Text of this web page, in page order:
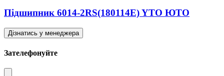
Підшипник 6014-2RS(180114E) YTO ЮТО
Дізнатись у менеджера
Зателефонуйте